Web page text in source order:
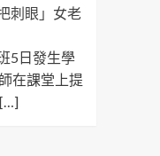
刺眼」女老
5日發生學
在課堂上提